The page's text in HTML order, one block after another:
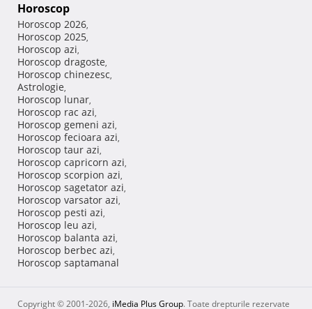
Horoscop
Horoscop 2026,
Horoscop 2025,
Horoscop azi,
Horoscop dragoste,
Horoscop chinezesc,
Astrologie,
Horoscop lunar,
Horoscop rac azi,
Horoscop gemeni azi,
Horoscop fecioara azi,
Horoscop taur azi,
Horoscop capricorn azi,
Horoscop scorpion azi,
Horoscop sagetator azi,
Horoscop varsator azi,
Horoscop pesti azi,
Horoscop leu azi,
Horoscop balanta azi,
Horoscop berbec azi,
Horoscop saptamanal
Copyright © 2001-2026, iMedia Plus Group. Toate drepturile rezervate